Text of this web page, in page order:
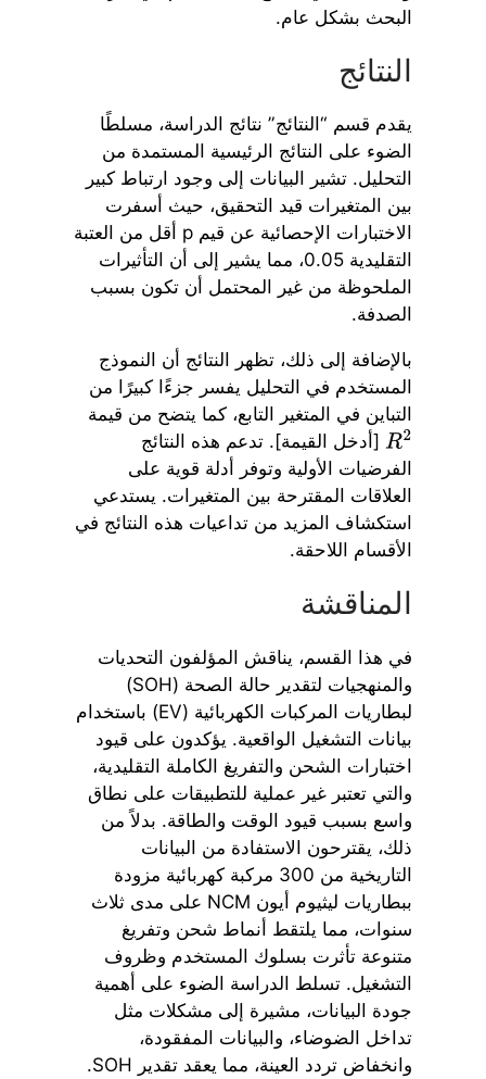
البحث بشكل عام.
النتائج
يقدم قسم “النتائج” نتائج الدراسة، مسلطًا
الضوء على النتائج الرئيسية المستمدة من
التحليل. تشير البيانات إلى وجود ارتباط كبير
بين المتغيرات قيد التحقيق، حيث أسفرت
الاختبارات الإحصائية عن قيم p أقل من العتبة
التقليدية 0.05، مما يشير إلى أن التأثيرات
الملحوظة من غير المحتمل أن تكون بسبب
الصدفة.
بالإضافة إلى ذلك، تظهر النتائج أن النموذج
المستخدم في التحليل يفسر جزءًا كبيرًا من
التباين في المتغير التابع، كما يتضح من قيمة
R2
[أدخل القيمة]. تدعم هذه النتائج
الفرضيات الأولية وتوفر أدلة قوية على
العلاقات المقترحة بين المتغيرات. يستدعي
استكشاف المزيد من تداعيات هذه النتائج في
الأقسام اللاحقة.
المناقشة
في هذا القسم، يناقش المؤلفون التحديات
والمنهجيات لتقدير حالة الصحة (SOH)
لبطاريات المركبات الكهربائية (EV) باستخدام
بيانات التشغيل الواقعية. يؤكدون على قيود
اختبارات الشحن والتفريغ الكاملة التقليدية،
والتي تعتبر غير عملية للتطبيقات على نطاق
واسع بسبب قيود الوقت والطاقة. بدلاً من
ذلك، يقترحون الاستفادة من البيانات
التاريخية من 300 مركبة كهربائية مزودة
ببطاريات ليثيوم أيون NCM على مدى ثلاث
سنوات، مما يلتقط أنماط شحن وتفريغ
متنوعة تأثرت بسلوك المستخدم وظروف
التشغيل. تسلط الدراسة الضوء على أهمية
جودة البيانات، مشيرة إلى مشكلات مثل
تداخل الضوضاء، والبيانات المفقودة،
وانخفاض تردد العينة، مما يعقد تقدير SOH.